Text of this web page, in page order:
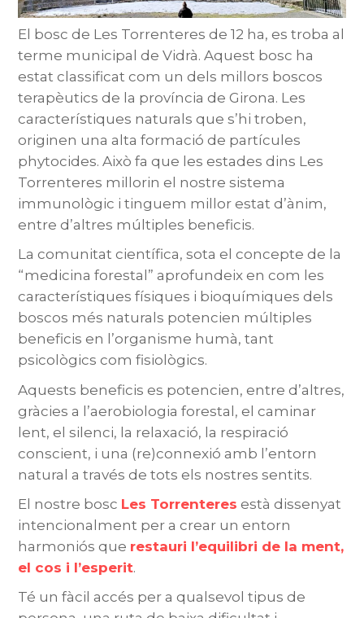
El bosc de Les Torrenteres de 12 ha, es troba al
terme municipal de Vidrà. Aquest bosc ha
estat classificat com un dels millors boscos
terapèutics de la província de Girona. Les
característiques naturals que s’hi troben,
originen una alta formació de partícules
phytocides. Això fa que les estades dins Les
Torrenteres millorin el nostre sistema
immunològic i tinguem millor estat d’ànim,
entre d’altres múltiples beneficis.
La comunitat científica, sota el concepte de la
“medicina forestal” aprofundeix en com les
característiques físiques i bioquímiques dels
boscos més naturals potencien múltiples
beneficis en l’organisme humà, tant
psicològics com fisiològics.
Aquests beneficis es potencien, entre d’altres,
gràcies a l’aerobiologia forestal, el caminar
lent, el silenci, la relaxació, la respiració
conscient, i una (re)connexió amb l’entorn
natural a través de tots els nostres sentits.
El nostre bosc Les Torrenteres està dissenyat
intencionalment per a crear un entorn
harmoniós que restauri l’equilibri de la ment,
el cos i l’esperit.
Té un fàcil accés per a qualsevol tipus de